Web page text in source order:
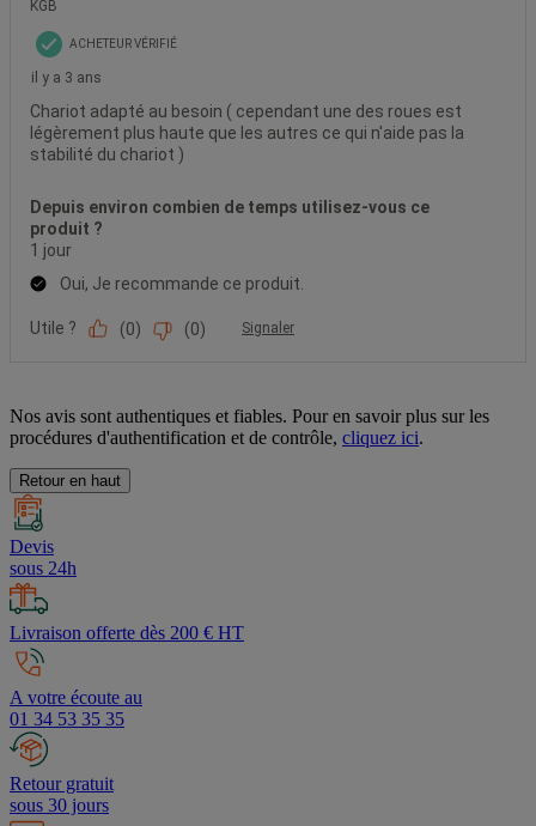
Nos avis sont authentiques et fiables. Pour en savoir plus sur les
procédures d'authentification et de contrôle, cliquez ici.
Retour en haut
Devis
sous 24h
Livraison offerte dès 200 € HT
A votre écoute au
01 34 53 35 35
Retour gratuit
sous 30 jours